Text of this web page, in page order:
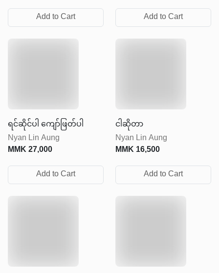
Add to Cart
Add to Cart
ရင်ဆိုင်ပါ ကျော်ဖြတ်ပါ
Nyan Lin Aung
MMK27,000
Add to Cart
ငါဆိုတာ
Nyan Lin Aung
MMK16,500
Add to Cart